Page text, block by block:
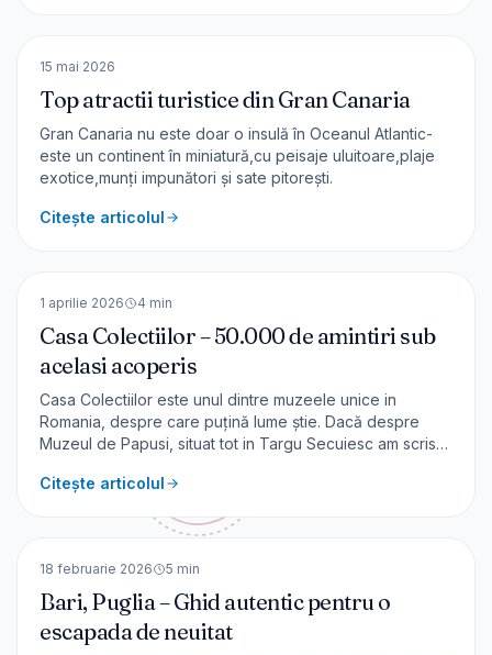
15 mai 2026
Top atractii turistice din Gran Canaria
Gran Canaria nu este doar o insulă în Oceanul Atlantic-
este un continent în miniatură,cu peisaje uluitoare,plaje
exotice,munți impunători și sate pitorești.
Citește articolul
1 aprilie 2026 4 min
Casa Colectiilor – 50.000 de amintiri sub
acelasi acoperis
Casa Colectiilor este unul dintre muzeele unice in
Romania, despre care puțină lume știe. Dacă despre
Muzeul de Papusi, situat tot in Targu Secuiesc am scris
AICI – astăzi vom face o vizita printr-un alt muzeu inedit și
Citește articolul
18 februarie 2026 5 min
Bari, Puglia – Ghid autentic pentru o
escapada de neuitat